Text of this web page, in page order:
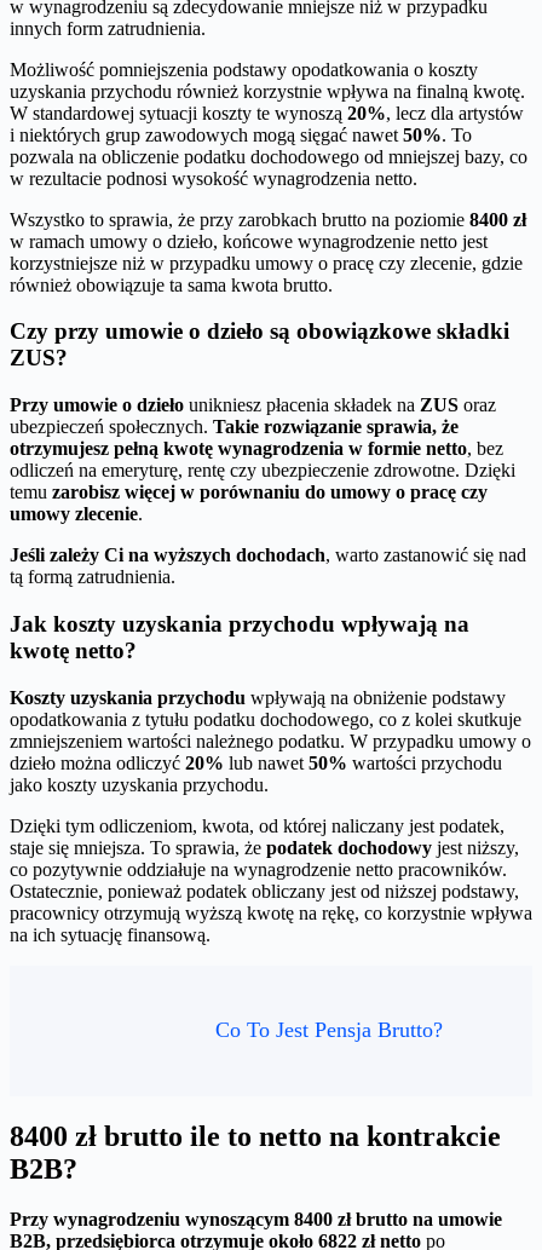
w wynagrodzeniu są zdecydowanie mniejsze niż w przypadku
innych form zatrudnienia.
Możliwość pomniejszenia podstawy opodatkowania o koszty
uzyskania przychodu również korzystnie wpływa na finalną kwotę.
W standardowej sytuacji koszty te wynoszą 20%, lecz dla artystów
i niektórych grup zawodowych mogą sięgać nawet 50%. To
pozwala na obliczenie podatku dochodowego od mniejszej bazy, co
w rezultacie podnosi wysokość wynagrodzenia netto.
Wszystko to sprawia, że przy zarobkach brutto na poziomie 8400 zł
w ramach umowy o dzieło, końcowe wynagrodzenie netto jest
korzystniejsze niż w przypadku umowy o pracę czy zlecenie, gdzie
również obowiązuje ta sama kwota brutto.
Czy przy umowie o dzieło są obowiązkowe składki
ZUS?
Przy umowie o dzieło unikniesz płacenia składek na ZUS oraz
ubezpieczeń społecznych. Takie rozwiązanie sprawia, że
otrzymujesz pełną kwotę wynagrodzenia w formie netto, bez
odliczeń na emeryturę, rentę czy ubezpieczenie zdrowotne. Dzięki
temu zarobisz więcej w porównaniu do umowy o pracę czy
umowy zlecenie.
Jeśli zależy Ci na wyższych dochodach, warto zastanowić się nad
tą formą zatrudnienia.
Jak koszty uzyskania przychodu wpływają na
kwotę netto?
Koszty uzyskania przychodu wpływają na obniżenie podstawy
opodatkowania z tytułu podatku dochodowego, co z kolei skutkuje
zmniejszeniem wartości należnego podatku. W przypadku umowy o
dzieło można odliczyć 20% lub nawet 50% wartości przychodu
jako koszty uzyskania przychodu.
Dzięki tym odliczeniom, kwota, od której naliczany jest podatek,
staje się mniejsza. To sprawia, że podatek dochodowy jest niższy,
co pozytywnie oddziałuje na wynagrodzenie netto pracowników.
Ostatecznie, ponieważ podatek obliczany jest od niższej podstawy,
pracownicy otrzymują wyższą kwotę na rękę, co korzystnie wpływa
na ich sytuację finansową.
Co To Jest Pensja Brutto?
8400 zł brutto ile to netto na kontrakcie
B2B?
Przy wynagrodzeniu wynoszącym 8400 zł brutto na umowie
B2B, przedsiębiorca otrzymuje około 6822 zł netto po